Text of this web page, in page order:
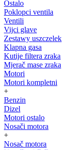
Ostalo
Poklopci ventila
Ventili
Vijci glave
Zestawy uszczelek
Klapna gasa
Kutije filtera zraka
Mjerač mase zraka
Motori
Motori kompletni
+
Benzin
Dizel
Motori ostalo
Nosači motora
+
Nosač motora